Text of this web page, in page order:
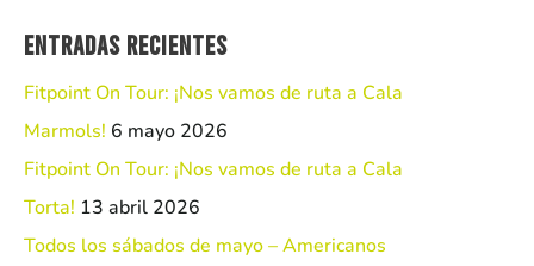
Entradas recientes
Fitpoint On Tour: ¡Nos vamos de ruta a Cala
Marmols! 6 mayo 2026
Fitpoint On Tour: ¡Nos vamos de ruta a Cala
Torta! 13 abril 2026
Todos los sábados de mayo – Americanos